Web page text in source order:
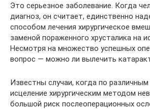
Это серьезное заболевание. Когда
диагноз, он считает, единственно
способом лечения хирургическое
заменой пораженного хрусталика на
Несмотря на множество успешных
вопрос — можно ли вылечить
Известны случаи, когда по различным
исцеление хирургическим методом
большой риск послеоперационных